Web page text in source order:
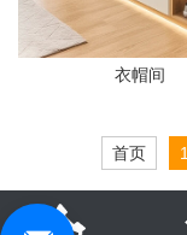
衣帽间
首页 1